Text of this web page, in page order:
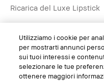
Ricarica del Luxe Lipstick
Utilizziamo i cookie per
per mostrarti annunci
sui tuoi interessi e
selezionare le tue
ottenere maggiori